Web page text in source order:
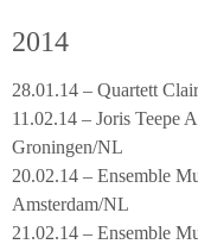
2014
28.01.14 – Quartett
11.02.14 – Joris Teepe
Groningen/NL
20.02.14 – Ensemble
Amsterdam/NL
21.02.14 – Ensemble